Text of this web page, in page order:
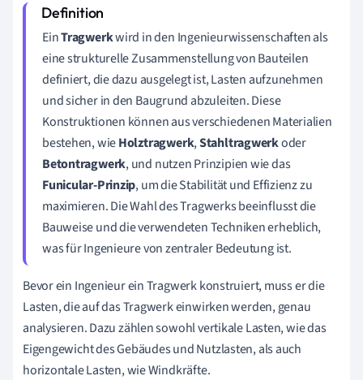
EinTragwerkwird in den Ingenieurwissenschaften als
eine strukturelle Zusammenstellung von Bauteilen
definiert, die dazu ausgelegt ist, Lasten aufzunehmen
und sicher in den Baugrund abzuleiten. Diese
Konstruktionen können aus verschiedenen Materialien
bestehen, wieHolztragwerk,Stahltragwerkoder
Betontragwerk, und nutzen Prinzipien wie das
Funicular-Prinzip, um die Stabilität und Effizienz zu
maximieren. Die Wahl des Tragwerks beeinflusst die
Bauweise und die verwendeten Techniken erheblich,
was für Ingenieure von zentraler Bedeutung ist.
Bevor ein Ingenieur ein Tragwerk konstruiert, muss er die
Lasten, die auf das Tragwerk einwirken werden, genau
analysieren. Dazu zählen sowohl vertikale Lasten, wie das
Eigengewicht des Gebäudes und Nutzlasten, als auch
horizontale Lasten, wie Windkräfte.